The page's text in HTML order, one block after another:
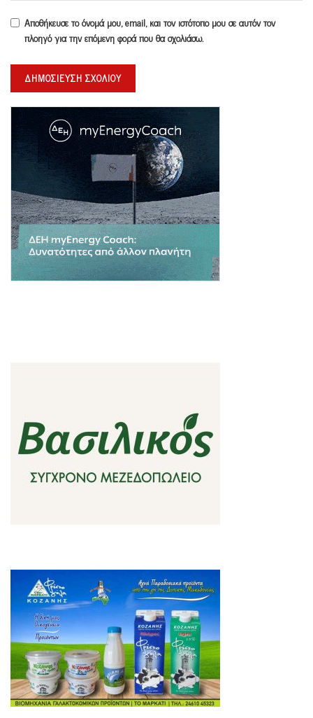
Αποθήκευσε το όνομά μου, email, και τον ιστότοπο μου σε αυτόν τον
πλοηγό για την επόμενη φορά που θα σχολιάσω.